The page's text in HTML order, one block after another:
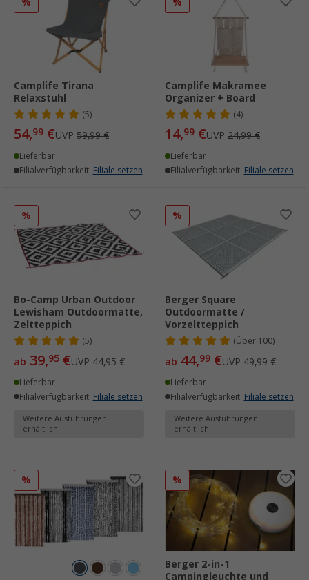
Camplife Tirana
Relaxstuhl
(5)
54,99 €UVP 59,99 €
Lieferbar
Filialverfügbarkeit: Filiale setzen
Camplife Makramee
Organizer + Board
(4)
14,99 €UVP 24,99 €
Lieferbar
Filialverfügbarkeit: Filiale setzen
%
Bo-Camp Urban Outdoor
Lewisham Outdoormatte,
Zeltteppich
(5)
ab 39,95 €UVP 44,95 €
Lieferbar
Filialverfügbarkeit: Filiale setzen
Weitere Ausführungen
erhältlich
%
Berger Square
Outdoormatte /
Vorzeltteppich
(Über100)
ab 44,99 €UVP 49,99 €
Lieferbar
Filialverfügbarkeit: Filiale setzen
Weitere Ausführungen
erhältlich
% %
Berger 2-in-1
Campingleuchte und